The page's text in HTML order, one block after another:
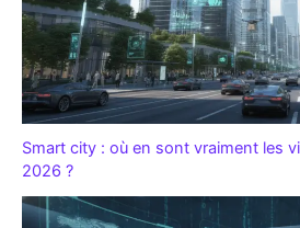
Smart city : où en sont vraiment les
2026 ?